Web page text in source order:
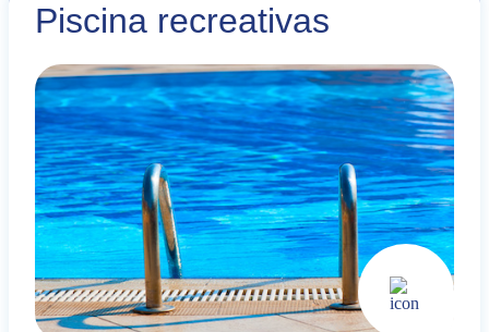
Piscina recreativas